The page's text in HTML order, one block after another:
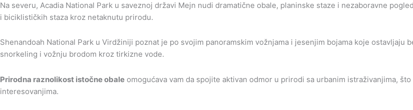
Na severu, Acadia National Park u saveznoj državi Mejn nudi dramatične obale, planinske staze i nezaboravne
i biciklističkih staza kroz netaknutu prirodu.
Shenandoah National Park u Virdžiniji poznat je po svojim panoramskim vožnjama i jesenjim bojama koje ostavljaju
snorkeling i vožnju brodom kroz tirkizne vode.
Prirodna raznolikost istočne obale omogućava vam da spojite aktivan odmor u prirodi sa urbanim istraživanjima,
interesovanjima.